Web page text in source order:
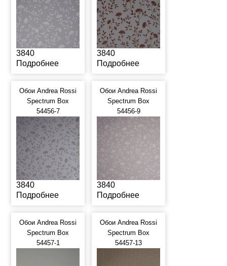
3840
Подробнее
3840
Подробнее
Обои Andrea Rossi
Spectrum Box
54456-7
3840
Подробнее
Обои Andrea Rossi
Spectrum Box
54456-9
3840
Подробнее
Обои Andrea Rossi
Spectrum Box
54457-1
Обои Andrea Rossi
Spectrum Box
54457-13